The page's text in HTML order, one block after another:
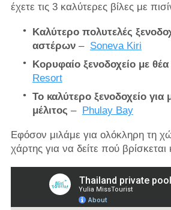
έχετε τις 3 καλύτερες βίλες με
Καλύτερο πολυτελές
αστέρων– Soneva Kiri
Κορυφαίο ξενοδοχείο με θέα
Resort
Το καλύτερο ξενοδοχείο για
μέλιτος – Phulay Bay
Εφόσον μιλάμε για ολόκληρη τη
χάρτης για να δείτε πού βρίσκεται